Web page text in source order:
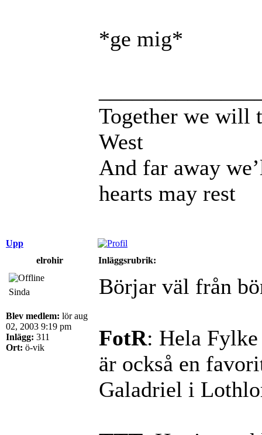
*ge mig*
Together we will
West
And far away
hearts may rest
Upp
elrohir
Inläggsrubrik:
Sinda
Blev medlem: lör aug
02, 2003 9:19 pm
Inlägg: 311
Ort: ö-vik
Börjar väl från
FotR: Hela
är också en
Galadriel i